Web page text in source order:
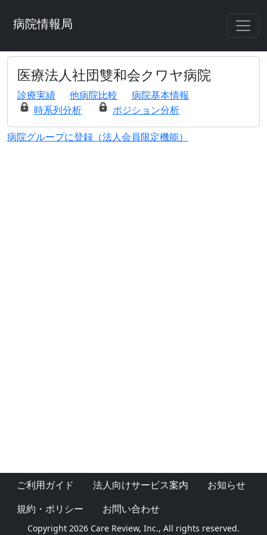
病院情報局
医療法人社団雙和会クワヤ病院
診療実績 他病院比較
病院基本情報
時系列分析
ポジション分析
病院グループに登録（法人会員限定機能）
ご利用ガイド 法人向けサービス案内
お知らせ
規約・ポリシー
お問い合わせ
Copyright 2026 Care Review, Inc., All rights reserved.